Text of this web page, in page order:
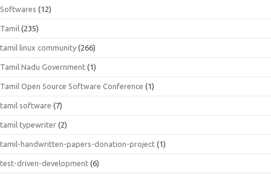
Softwares (12)
Tamil (235)
tamil linux community (266)
Tamil Nadu Government (1)
Tamil Open Source Software Conference (1)
tamil software (7)
tamil typewriter (2)
tamil-handwritten-papers-donation-project (1)
test-driven-development (6)